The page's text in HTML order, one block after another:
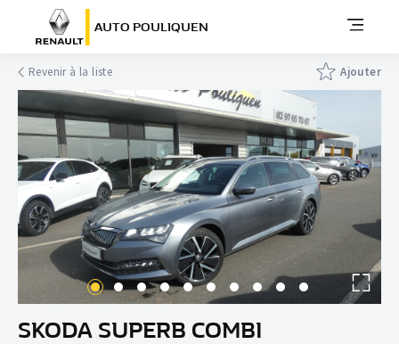
AUTO POULIQUEN
Revenir à la liste Ajouter
SKODA SUPERB COMBI